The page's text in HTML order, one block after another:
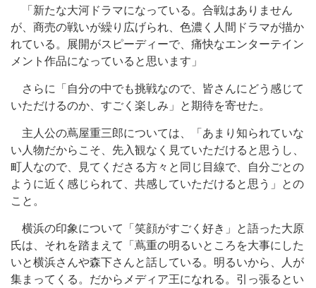
「新たな大河ドラマになっている。合戦はありません
が、商売の戦いが繰り広げられ、色濃く人間ドラマが描か
れている。展開がスピーディーで、痛快なエンターテイン
メント作品になっていると思います」
さらに「自分の中でも挑戦なので、皆さんにどう感じて
いただけるのか、すごく楽しみ」と期待を寄せた。
主人公の蔦屋重三郎については、「あまり知られていな
い人物だからこそ、先入観なく見ていただけると思うし、
町人なので、見てくださる方々と同じ目線で、自分ごとの
ように近く感じられて、共感していただけると思う」との
こと。
横浜の印象について「笑顔がすごく好き」と語った大原
氏は、それを踏まえて「蔦重の明るいところを大事にした
いと横浜さんや森下さんと話している。明るいから、人が
集まってくる。だからメディア王になれる。引っ張るとい